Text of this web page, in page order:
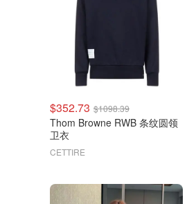
$352.73 $1098.39
Thom Browne RWB 条纹圆领
卫衣
CETTIRE